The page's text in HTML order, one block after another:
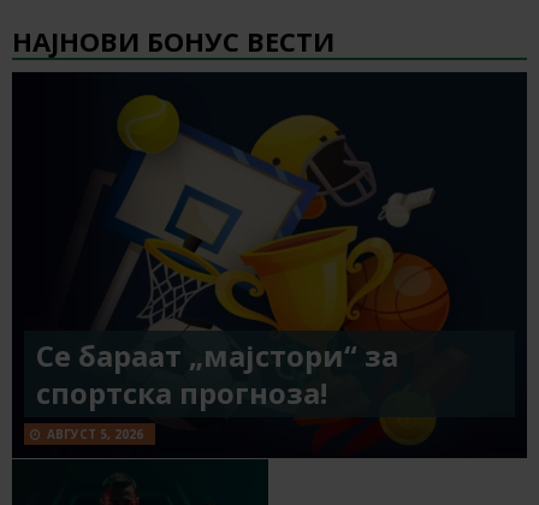
НАЈНОВИ БОНУС ВЕСТИ
Се бараат „мајстори“ за
спортска прогноза!
АВГУСТ 5, 2026